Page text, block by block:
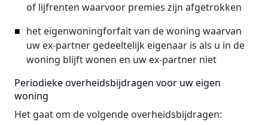
of lijfrenten waarvoor premies zijn afgetrokken
het eigenwoningforfait van de woning waarvan
uw ex-partner gedeeltelijk eigenaar is als u in de
woning blijft wonen en uw ex-partner niet
Periodieke overheidsbijdragen voor uw eigen
woning
Het gaat om de volgende overheidsbijdragen: